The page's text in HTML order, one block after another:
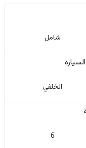
شامل
الخلفي
6